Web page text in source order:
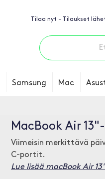
Tilaa nyt - Tilaukset
Samsung Mac
MacBook Air
Viimeisin merkittävä
C-portit.
Lue lisää macBook Air